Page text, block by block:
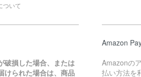
ついて
破損した場合、または
けられた場合は、商品
Amazon
Amazonの
払い方法を